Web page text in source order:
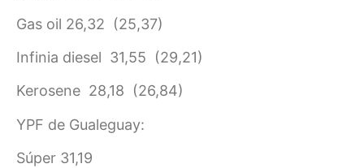
Gas oil 26,32 (25,37)
Infinia diesel 31,55 (29,21)
Kerosene 28,18 (26,84)
YPF de Gualeguay:
Súper 31,19